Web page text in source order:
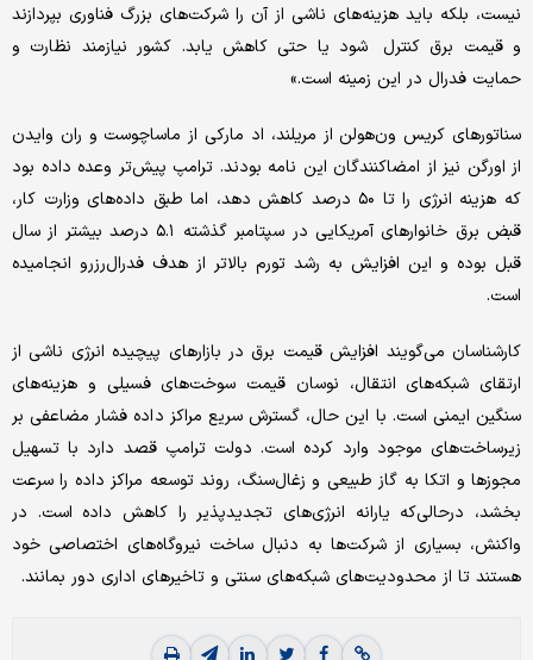
نیست، بلکه باید هزینه‌های ناشی از آن را شرکت‌های بزرگ فناوری بپردازند
و قیمت برق کنترل شود یا حتی کاهش یابد. کشور نیازمند نظارت و
حمایت فدرال در این زمینه است.»
سناتورهای کریس ون‌هولن از مریلند، اد مارکی از ماساچوست و ران وایدن
از اورگن نیز از امضاکنندگان این نامه بودند. ترامپ پیش‌تر وعده داده بود
که هزینه انرژی را تا ۵۰ درصد کاهش دهد، اما طبق داده‌های وزارت کار،
قبض برق خانوارهای آمریکایی در سپتامبر گذشته ۵.۱ درصد بیشتر از سال
قبل بوده و این افزایش به رشد تورم بالاتر از هدف فدرال‌رزرو انجامیده
است.
کارشناسان می‌گویند افزایش قیمت برق در بازارهای پیچیده انرژی ناشی از
ارتقای شبکه‌های انتقال، نوسان قیمت سوخت‌های فسیلی و هزینه‌های
سنگین ایمنی است. با این حال، گسترش سریع مراکز داده فشار مضاعفی بر
زیرساخت‌های موجود وارد کرده است. دولت ترامپ قصد دارد با تسهیل
مجوزها و اتکا به گاز طبیعی و زغال‌سنگ، روند توسعه مراکز داده را سرعت
بخشد، درحالی‌که یارانه انرژی‌های تجدیدپذیر را کاهش داده است. در
واکنش، بسیاری از شرکت‌ها به دنبال ساخت نیروگاه‌های اختصاصی خود
هستند تا از محدودیت‌های شبکه‌های سنتی و تاخیرهای اداری دور بمانند.